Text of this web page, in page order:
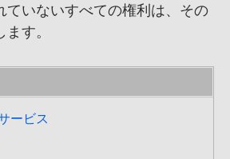
いないすべての権利は、 その
す。
ービス